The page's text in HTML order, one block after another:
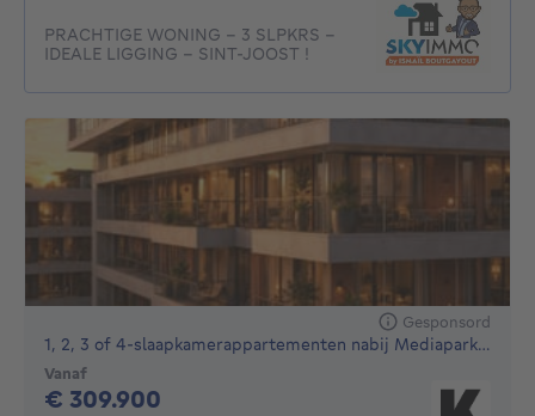
PRACHTIGE WONING - 3 SLPKRS -
IDEALE LIGGING - SINT-JOOST !
Gesponsord
1, 2, 3 of 4-slaapkamerappartementen nabij Mediapark Brussel
Vanaf
€ 309.900